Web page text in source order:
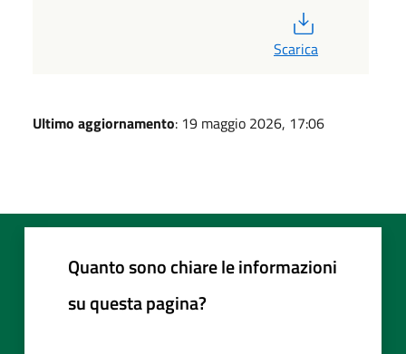
Scarica
Ultimo aggiornamento: 19 maggio 2026, 17:06
Quanto sono chiare le informazioni
su questa pagina?